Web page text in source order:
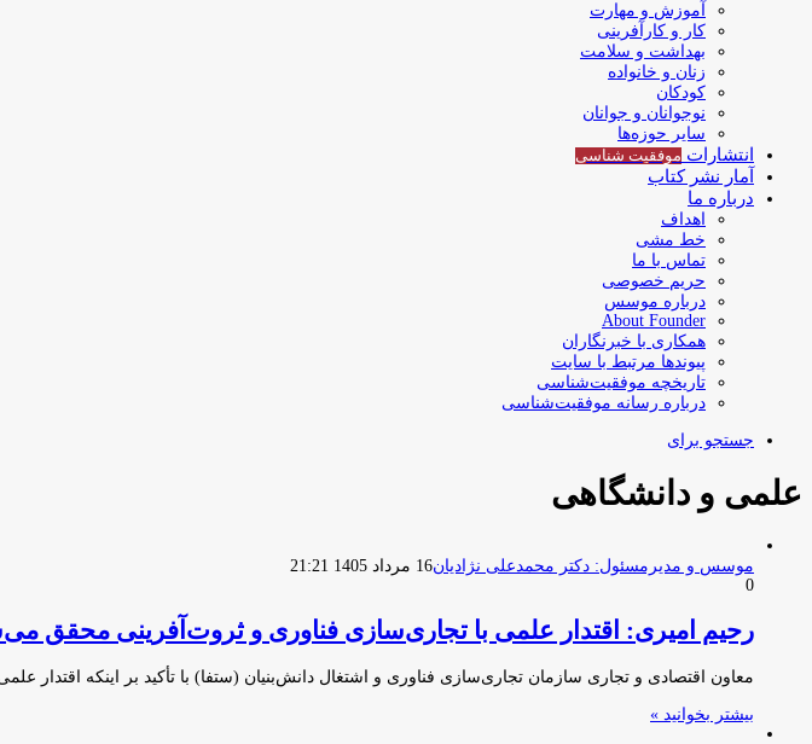
آموزش و مهارت
کار و کارآفرینی
بهداشت و سلامت
زنان و خانواده
کودکان
نوجوانان و جوانان
سایر حوزه‌ها
انتشارات موفقیت‌ شناسی
آمار نشر کتاب
درباره ما
اهداف
خط مشی
تماس با ما
حریم خصوصی
درباره موسس
About Founder
همکاری با خبرنگاران
پیوندها مرتبط با سایت
تاریخچه موفقیت‌شناسی
درباره رسانه موفقیت‌شناسی
جستجو برای
علمی و دانشگاهی
موسس و مدیرمسئول: دکتر محمدعلی نژادیان16 مرداد 1405 21:21
0
رحیم امیری: اقتدار علمی با تجاری‌سازی فناوری و ثروت‌آفرینی محقق
معاون اقتصادی و تجاری سازمان تجاری‌سازی فناوری و اشتغال دانش‌بنیان (ستفا) با تأکید بر اینکه
بیشتر بخوانید »